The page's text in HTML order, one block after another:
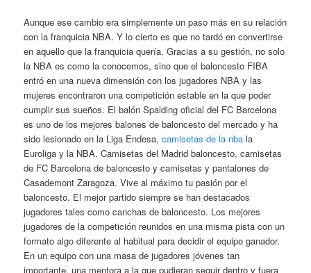
Aunque ese cambio era simplemente un paso más en su relación
con la franquicia NBA. Y lo cierto es que no tardó en convertirse
en aquello que la franquicia quería. Gracias a su gestión, no solo
la NBA es como la conocemos, sino que el baloncesto FIBA
entró en una nueva dimensión con los jugadores NBA y las
mujeres encontraron una competición estable en la que poder
cumplir sus sueños. El balón Spalding oficial del FC Barcelona
es uno de los mejores balones de baloncesto del mercado y ha
sido lesionado en la Liga Endesa,camisetas de la nba la
Euroliga y la NBA. Camisetas del Madrid baloncesto, camisetas
de FC Barcelona de baloncesto y camisetas y pantalones de
Casademont Zaragoza. Vive al máximo tu pasión por el
baloncesto. El mejor partido siempre se han destacados
jugadores tales como canchas de baloncesto. Los mejores
jugadores de la competición reunidos en una misma pista con un
formato algo diferente al habitual para decidir el equipo ganador.
En un equipo con una masa de jugadores jóvenes tan
importante, una mentora a la que pudieran seguir dentro y fuera